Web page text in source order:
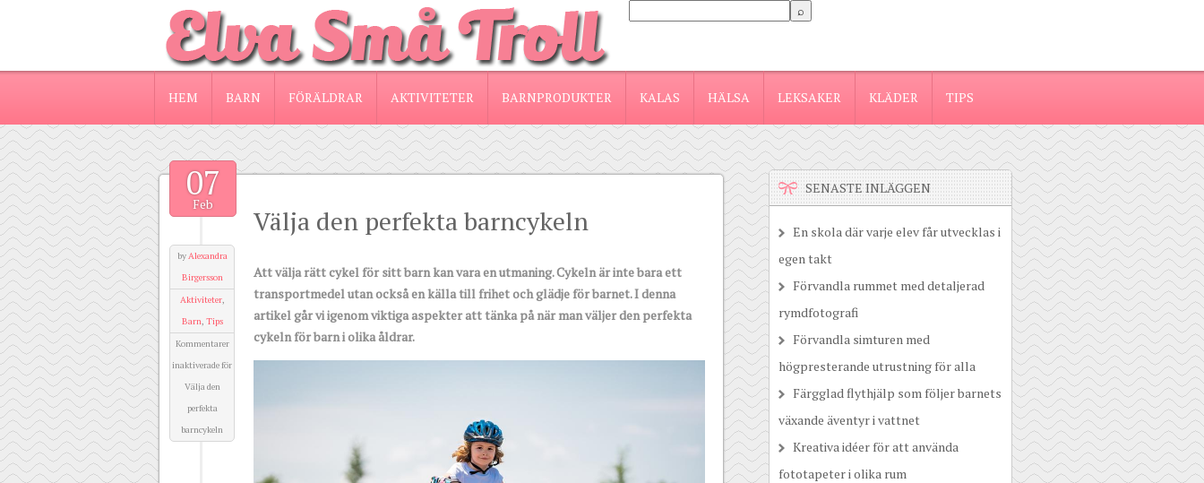
HEM BARN FÖRÄLDRAR AKTIVITETER BARNPRODUKTER KALAS HÄLSA LEKSAKER KLÄDER TIPS
07
Feb
byAlexandra
Birgersson
Aktiviteter,
Barn, Tips
Kommentarer
inaktiveradeför
Välja den
perfekta
barncykeln
Välja den perfekta barncykeln
Att välja rätt cykel för sitt barn kan vara en utmaning. Cykeln är inte bara ett
transportmedel utan också en källa till frihet och glädje för barnet. I denna
artikel går vi igenom viktiga aspekter att tänka på när man väljer den perfekta
cykeln för barn i olika åldrar.
SENASTE INLÄGGEN
En skola där varje elev får utvecklas i
egen takt
Förvandla rummet med detaljerad
rymdfotografi
Förvandla simturen med
högpresterande utrustning för alla
Färgglad flythjälp som följer barnets
växande äventyr i vattnet
Kreativa idéer för att använda
fototapeter i olika rum